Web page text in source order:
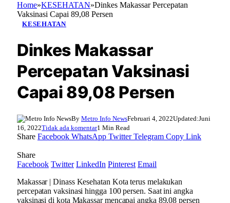
Home»KESEHATAN»Dinkes Makassar Percepatan
Vaksinasi Capai 89,08 Persen
KESEHATAN
Dinkes Makassar
Percepatan Vaksinasi
Capai 89,08 Persen
By Metro Info NewsFebruari 4, 2022Updated:Juni
16, 2022Tidak ada komentar1 Min Read
Share Facebook WhatsApp Twitter Telegram Copy Link
Share
Facebook Twitter LinkedIn Pinterest Email
Makassar | Dinass Kesehatan Kota terus melakukan
percepatan vaksinasi hingga 100 persen. Saat ini angka
vaksinasi di kota Makassar mencapai angka 89,08 persen